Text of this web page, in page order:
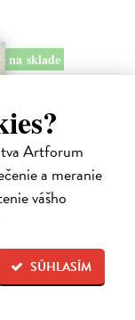
Artforum
a meranie
vášho
SÚHLASÍM
na sklade
ktorých
sa všetko
aj o histórii